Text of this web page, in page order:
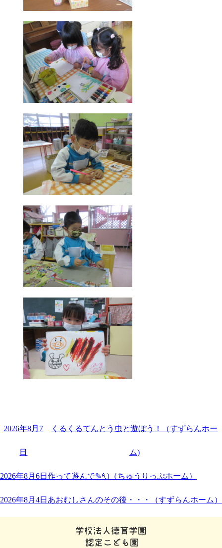
2026年8月7
日
くるくるてんとう虫と遊ぼう！（すずらんホー
ム)
2026年8月6日 作って遊んで✎🧻（ちゅうりっぷホーム）
2026年8月4日 あおむしさんのその後・・・（すずらんホーム）